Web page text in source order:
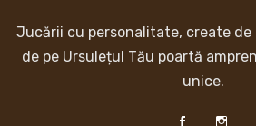
Jucării cu personalitate, create de
de pe Ursulețul Tău poartă
unice.